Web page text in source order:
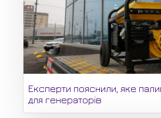
Експерти пояснили, яке
для генераторів